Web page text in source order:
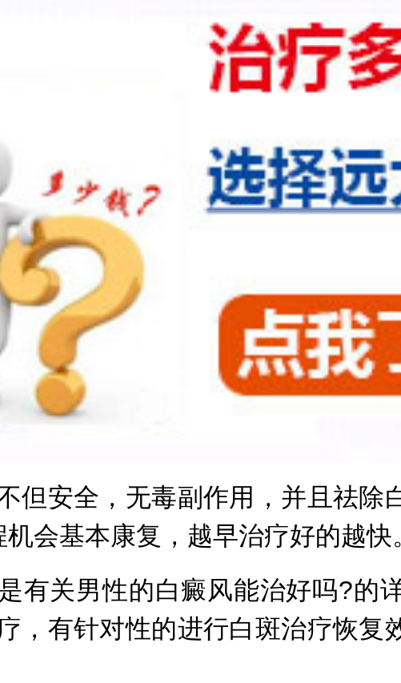
安全，无毒副作用，并且祛除
会基本康复，越早治疗好的越快
关男性的白癜风能治好吗?的
，有针对性的进行白斑治疗恢复